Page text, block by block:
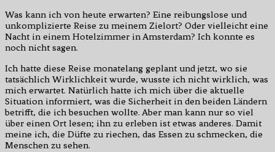
eins
Was kann ich von heute erwarten? Eine reibungslose und
unkomplizierte Reise zu meinem Zielort? Oder vielleicht eine
Nacht in einem Hotelzimmer in Amsterdam? Ich konnte es
noch nicht sagen.
Ich hatte diese Reise monatelang geplant und jetzt, wo sie
tatsächlich Wirklichkeit wurde, wusste ich nicht wirklich, was
mich erwartet. Natürlich hatte ich mich über die aktuelle
Situation informiert, was die Sicherheit in den beiden Ländern
betrifft, die ich besuchen wollte. Aber man kann nur so viel
über einen Ort lesen; ihn zu erleben ist etwas anderes. Damit
meine ich, die Düfte zu riechen, das Essen zu schmecken, die
Menschen zu sehen.